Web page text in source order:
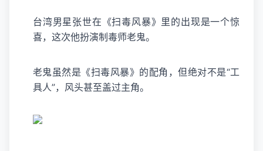
台湾男星张世在《扫毒风暴》里的出现是一个惊
喜，这次他扮演制毒师老鬼。
老鬼虽然是《扫毒风暴》的配角，但绝对不是“工
具人”，风头甚至盖过主角。